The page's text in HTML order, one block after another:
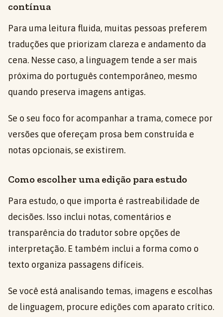
contínua
Para uma leitura fluida, muitas pessoas preferem
traduções que priorizam clareza e andamento da
cena. Nesse caso, a linguagem tende a ser mais
próxima do português contemporâneo, mesmo
quando preserva imagens antigas.
Se o seu foco for acompanhar a trama, comece por
versões que ofereçam prosa bem construída e
notas opcionais, se existirem.
Como escolher uma edição para estudo
Para estudo, o que importa é rastreabilidade de
decisões. Isso inclui notas, comentários e
transparência do tradutor sobre opções de
interpretação. E também inclui a forma como o
texto organiza passagens difíceis.
Se você está analisando temas, imagens e escolhas
de linguagem, procure edições com aparato crítico.